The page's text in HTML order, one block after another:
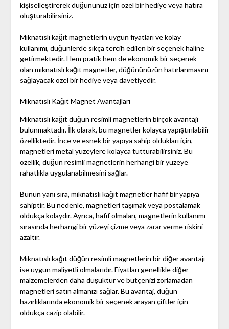
kişiselleştirerek düğününüz için özel bir hediye veya hatıra
oluşturabilirsiniz.
Mıknatıslı kağıt magnetlerin uygun fiyatları ve kolay
kullanımı, düğünlerde sıkça tercih edilen bir seçenek haline
getirmektedir. Hem pratik hem de ekonomik bir seçenek
olan mıknatıslı kağıt magnetler, düğününüzün hatırlanmasını
sağlayacak özel bir hediye veya davetiyedir.
Mıknatıslı Kağıt Magnet Avantajları
Mıknatıslı kağıt düğün resimli magnetlerin birçok avantajı
bulunmaktadır. İlk olarak, bu magnetler kolayca yapıştırılabilir
özelliktedir. İnce ve esnek bir yapıya sahip oldukları için,
magnetleri metal yüzeylere kolayca tutturabilirsiniz. Bu
özellik, düğün resimli magnetlerin herhangi bir yüzeye
rahatlıkla uygulanabilmesini sağlar.
Bunun yanı sıra, mıknatıslı kağıt magnetler hafif bir yapıya
sahiptir. Bu nedenle, magnetleri taşımak veya postalamak
oldukça kolaydır. Ayrıca, hafif olmaları, magnetlerin kullanımı
sırasında herhangi bir yüzeyi çizme veya zarar verme riskini
azaltır.
Mıknatıslı kağıt düğün resimli magnetlerin bir diğer avantajı
ise uygun maliyetli olmalarıdır. Fiyatları genellikle diğer
malzemelerden daha düşüktür ve bütçenizi zorlamadan
magnetleri satın almanızı sağlar. Bu avantaj, düğün
hazırlıklarında ekonomik bir seçenek arayan çiftler için
oldukça cazip olabilir.